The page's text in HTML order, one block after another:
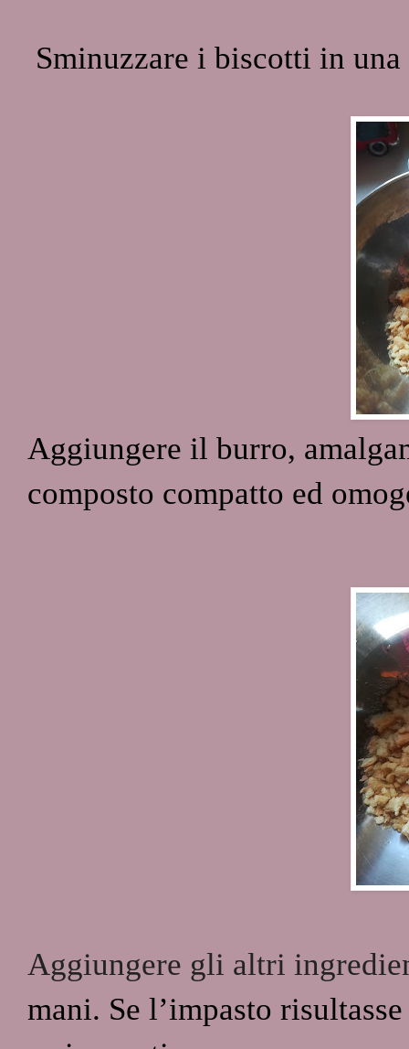
Sminuzzare i biscotti in
Aggiungere il burro,
composto compatto ed
Aggiungere gli altri
mani. Se l’impasto